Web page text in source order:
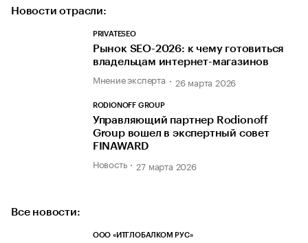
Новости отрасли:
PRIVATESEO
Рынок SEO-2026: к чему готовиться
владельцам интернет-магазинов
Мнение эксперта 26 марта 2026
RODIONOFF GROUP
Управляющий партнер Rodionoff
Group вошел в экспертный совет
FINAWARD
Новость 27 марта 2026
Все новости:
ООО «ИТГЛОБАЛКОМ РУС»